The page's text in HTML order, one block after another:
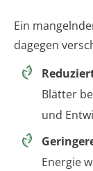
Ein
dagegen
Blätter
und
Energie